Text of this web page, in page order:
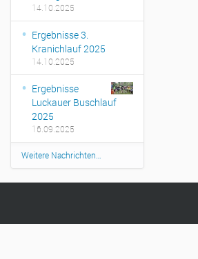
14.10.2025
Ergebnisse 3.
Kranichlauf 2025
14.10.2025
Ergebnisse
Luckauer Buschlauf
2025
16.09.2025
Weitere Nachrichten…